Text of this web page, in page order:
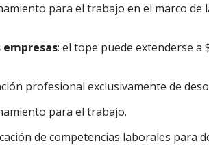
para el trabajo en el marco de
empresas: el tope puede extenderse a
profesional exclusivamente de
para el trabajo.
de competencias laborales para